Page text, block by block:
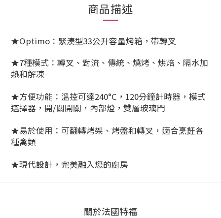
商品描述
★Optimo：緊湊型33公升容量烤箱，帶轉叉
★7種模式：轉叉、對流、傳統、燒烤、烘焙、隔水加
熱和解凍
★方便功能：溫控可達240°C，120分鐘計時器，模式
選擇器，開/關開關，內部燈，雙層玻璃門
★易於使用：可翻轉烤架、烤盤和轉叉，適合烹飪各
種禽類
★現代設計，完美融入您的廚房
關於法國特福